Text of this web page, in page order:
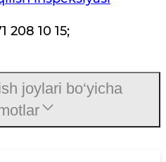
208 10 15;
joylari bo‘yicha